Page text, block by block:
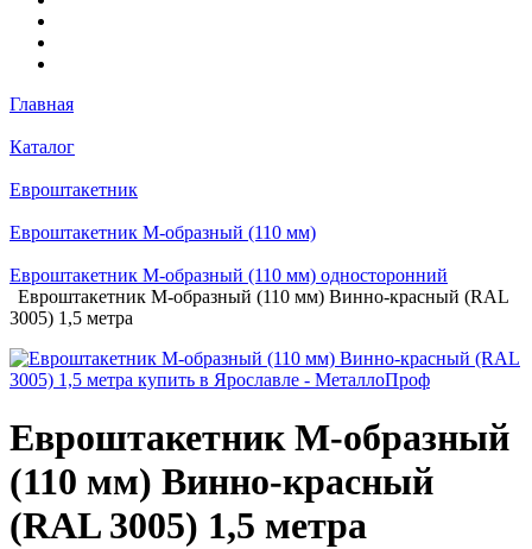
Главная
Каталог
Евроштакетник
Евроштакетник М-образный (110 мм)
Евроштакетник М-образный (110 мм) односторонний
Евроштакетник М-образный (110 мм) Винно-красный (RAL
3005) 1,5 метра
Евроштакетник М-образный
(110 мм) Винно-красный
(RAL 3005) 1,5 метра